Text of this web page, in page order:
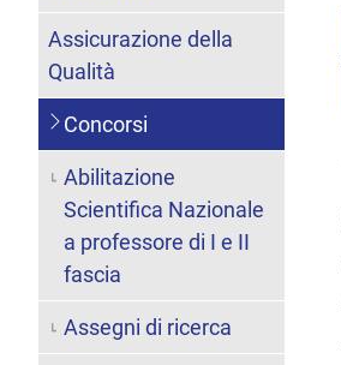
Assicurazione della
Qualità
Concorsi
Abilitazione
Scientifica Nazionale
a professore di I e II
fascia
Assegni di ricerca